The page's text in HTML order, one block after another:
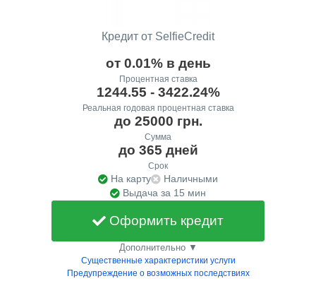
Кредит от SelfieCredit
от 0.01% в день
Процентная ставка
1244.55 - 3422.24%
Реальная годовая процентная ставка
до 25000 грн.
Сумма
до 365 дней
Срок
На карту
Наличными
Выдача за 15 мин
Оформить кредит
Дополнительно ▼
Существенные характеристики услуги
Предупреждение о возможных последствиях